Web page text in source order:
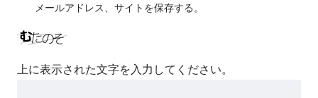
メールアドレス、サイトを保存する。
上に表示された文字を入力してください。